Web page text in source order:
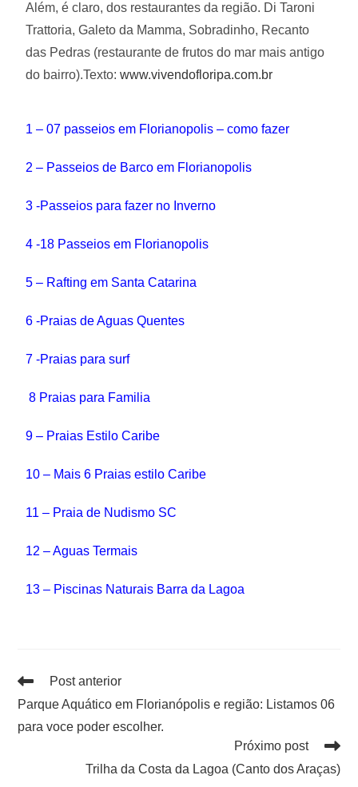
Além, é claro, dos restaurantes da região. Di Taroni
Trattoria, Galeto da Mamma, Sobradinho, Recanto
das Pedras (restaurante de frutos do mar mais antigo
do bairro).Texto:www.vivendofloripa.com.br
1 – 07 passeios em Florianopolis – como fazer
2 – Passeios de Barco em Florianopolis
3 -Passeios para fazer no Inverno
4 -18 Passeios em Florianopolis
5 – Rafting em Santa Catarina
6 -Praias de Aguas Quentes
7 -Praias para surf
8 Praias para Familia
9 – Praias Estilo Caribe
10 – Mais 6 Praias estilo Caribe
11 – Praia de Nudismo SC
12 – Aguas Termais
13 – Piscinas Naturais Barra da Lagoa
Post anterior
Parque Aquático em Florianópolis e região: Listamos 06
para voce poder escolher.
Próximo post
Trilha da Costa da Lagoa (Canto dos Araças)